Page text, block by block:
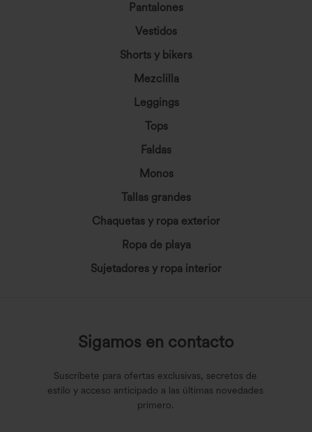
Pantalones
Vestidos
Shorts y bikers
Mezclilla
Leggings
Tops
Faldas
Monos
Tallas grandes
Chaquetas y ropa exterior
Ropa de playa
Sujetadores y ropa interior
Sigamos en contacto
Suscríbete para ofertas exclusivas, secretos de
estilo y acceso anticipado a las últimas novedades
primero.